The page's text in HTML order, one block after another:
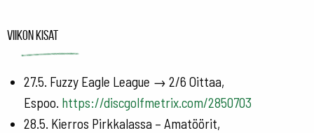
Viikon kisat
27.5. Fuzzy Eagle League → 2/6 Oittaa,
Espoo. https://discgolfmetrix.com/2850703
28.5. Kierros Pirkkalassa – Amatöörit,